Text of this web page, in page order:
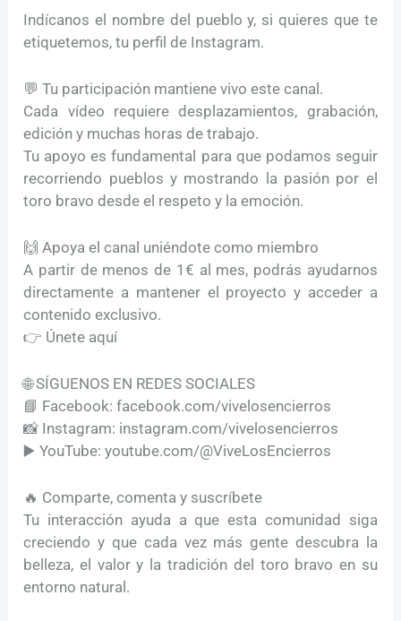
Indícanos el nombre del pueblo y, si quieres que te
etiquetemos, tu perfil de Instagram.
💬 Tu participación mantiene vivo este canal.
Cada vídeo requiere desplazamientos, grabación,
edición y muchas horas de trabajo.
Tu apoyo es fundamental para que podamos seguir
recorriendo pueblos y mostrando la pasión por el
toro bravo desde el respeto y la emoción.
🙌 Apoya el canal uniéndote como miembro
A partir de menos de 1€ al mes, podrás ayudarnos
directamente a mantener el proyecto y acceder a
contenido exclusivo.
👉 Únete aquí
🌐 SÍGUENOS EN REDES SOCIALES
📘 Facebook: facebook.com/vivelosencierros
📸 Instagram: instagram.com/vivelosencierros
▶️ YouTube: youtube.com/@ViveLosEncierros
🔥 Comparte, comenta y suscríbete
Tu interacción ayuda a que esta comunidad siga
creciendo y que cada vez más gente descubra la
belleza, el valor y la tradición del toro bravo en su
entorno natural.